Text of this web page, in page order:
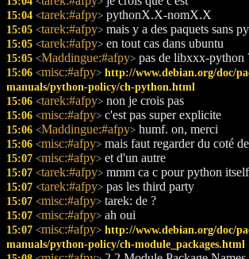
15:04 <tarek:#afpy> pythonX.X-nomX.X
15:05 <tarek:#afpy> mais y a des paquets sans
15:05 <tarek:#afpy> en tout cas dans ubuntu
15:05 <Maddingue:#afpy> pas de libxxx-python
15:06 <misc:#afpy> http://www.debian.org/doc/
manuals/python-policy/ch-python.html
15:06 <tarek:#afpy> non je crois pas
15:06 <misc:#afpy> c'est pas super explicite
15:06 <Maddingue:#afpy> humf. on, merci
15:06 <misc:#afpy> mais faut regarder du coté
15:07 <misc:#afpy> et d'un autre
15:07 <tarek:#afpy> mmm ca c pour python itself
15:07 <tarek:#afpy> pas les third party
15:07 <misc:#afpy> tarek: de ?
15:07 <misc:#afpy> ah oui
15:07 <misc:#afpy> http://www.debian.org/doc/
manuals/python-policy/ch-module_packages.html